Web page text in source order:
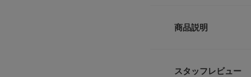
商品説明
スタッフレビュー